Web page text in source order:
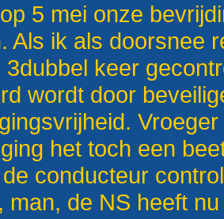
5 mei onze
Als ik als doorsnee
3dubbel keer
wordt door
het toch een
conducteur
man, de NS heeft